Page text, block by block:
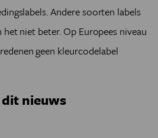
Andere soorten labels
niet beter. Op Europees niveau
geen kleurcodelabel
nieuws